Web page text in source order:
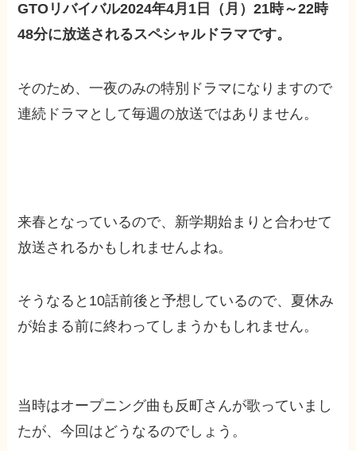
GTOリバイバル2024年4月1日（月）21時～22時
48分に放送されるスペシャルドラマです。
そのため、一夜のみの特別ドラマになりますので
連続ドラマとして毎週の放送ではありません。
来春となっているので、新学期始まりと合わせて
放送されるかもしれませんよね。
そうなると10話前後と予想しているので、夏休み
が始まる前に終わってしまうかもしれません。
当時はオープニング曲も反町さんが歌っていまし
たが、今回はどうなるのでしょう。